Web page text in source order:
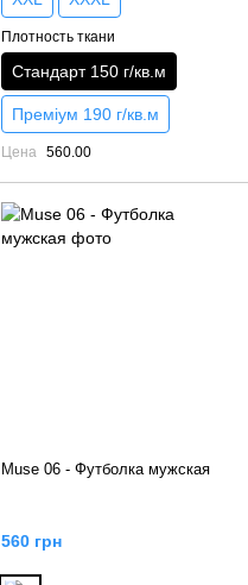
Плотность ткани
Стандарт 150 г/кв.м
Преміум 190 г/кв.м
Цена 560.00
Muse 06 - Футболка мужская
560 грн